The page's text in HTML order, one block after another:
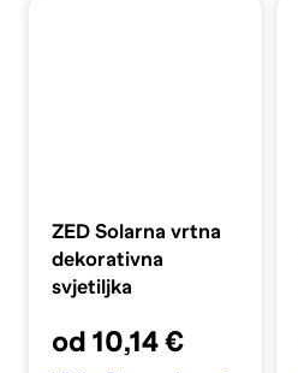
ZED Solarna vrtna
dekorativna
svjetiljka
od 10,14 €